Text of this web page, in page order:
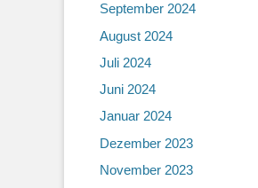
September 2024
August 2024
Juli 2024
Juni 2024
Januar 2024
Dezember 2023
November 2023